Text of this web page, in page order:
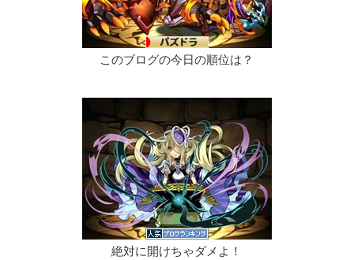
このブログの今日の順位は？
絶対に開けちゃダメよ！